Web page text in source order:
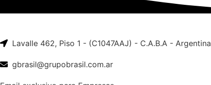
Lavalle 462, Piso 1 - (C1047AAJ) - C.A.B.A - Argentina
gbrasil@grupobrasil.com.ar